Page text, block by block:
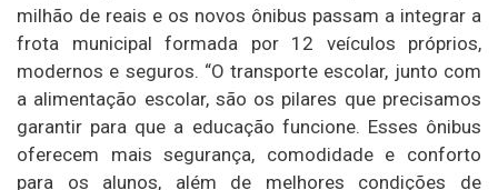
milhão de reais e os novos ônibus passam a integrar a
frota municipal formada por 12 veículos próprios,
modernos e seguros. “O transporte escolar, junto com
a alimentação escolar, são os pilares que precisamos
garantir para que a educação funcione. Esses ônibus
oferecem mais segurança, comodidade e conforto
para os alunos, além de melhores condições de